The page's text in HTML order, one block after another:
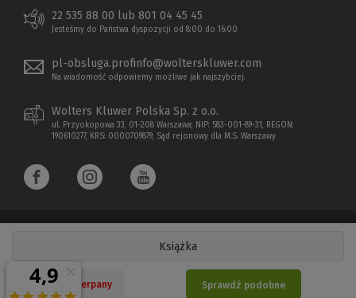
Książka
Nakład wyczerpany Sprawdź podobne
22 535 88 00 lub 801 04 45 45
Jesteśmy do Państwa dyspozycji od 8:00 do 16:00
pl-obsluga.profinfo@wolterskluwer.com
Na wiadomość odpowiemy możliwe jak najszybciej.
Wolters Kluwer Polska Sp. z o.o.
ul. Przyokopowa 33, 01-208 Warszawa; NIP: 583-001-89-31, REGON:
190610277, KRS: 0000709879, Sąd rejonowy dla M.S. Warszawy
Copyright 1997 - 2026 Wolters Kluwer Polska Sp. z o.o.